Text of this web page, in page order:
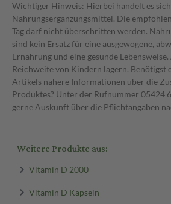
Wichtiger Hinweis: Hierbei handelt es
Nahrungsergänzungsmittel. Die
Tag darf nicht überschritten werden.
sind kein Ersatz für eine ausgewogene,
Ernährung und eine gesunde
Reichweite von Kindern lagern. Benötigst
Artikels nähere Informationen über die
Produktes? Unter der Rufnummer 05424
gerne Auskunft über die Pflichtangaben
Weitere Produkte aus:
Vitamin D 2000
Vitamin D Kapseln